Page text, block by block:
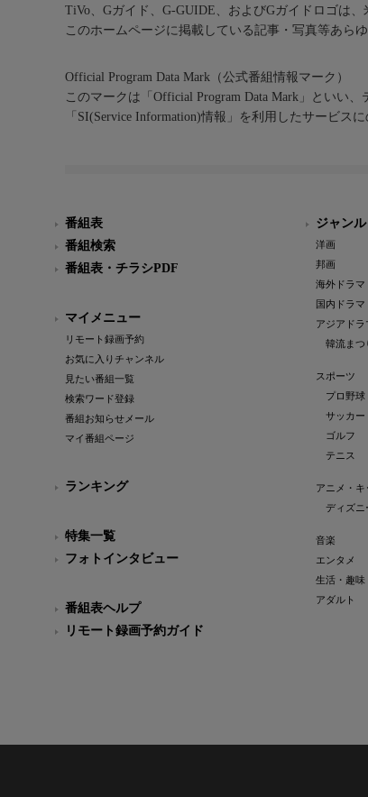
TiVo、Gガイド、G-GUIDE、およびGガイドロゴは
このホームページに掲載している記事・写真等あら
Official Program Data Mark（公式番組情報マーク）
このマークは「Official Program Data Mark」といい
「SI(Service Information)情報」を利用したサービス
番組表
番組検索
番組表・チラシPDF
マイメニュー
リモート録画予約
お気に入りチャンネル
見たい番組一覧
検索ワード登録
番組お知らせメール
マイ番組ページ
ランキング
特集一覧
フォトインタビュー
番組表ヘルプ
リモート録画予約ガイド
ジャンル
洋画
邦画
海外ドラマ
国内ドラマ
アジアドラ
韓流まつ
スポーツ
プロ野球
サッカー
ゴルフ
テニス
アニメ・キ
ディズニ
音楽
エンタメ
生活・趣味
アダルト